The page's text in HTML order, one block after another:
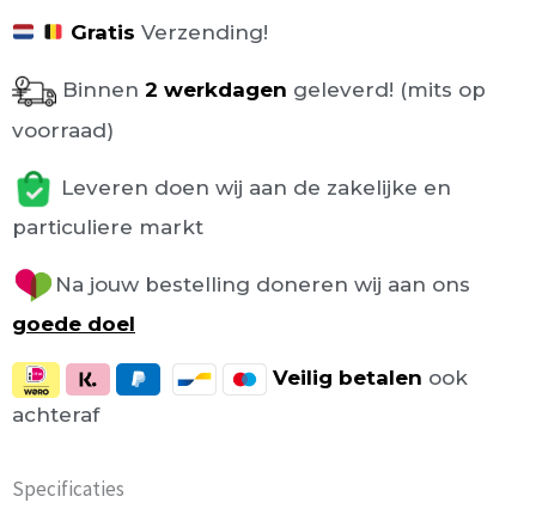
Gratis Verzending!
Binnen 2 werkdagen geleverd! (mits op
voorraad)
Leveren doen wij aan de zakelijke en
particuliere markt
Na jouw bestelling doneren wij aan ons
goede doel
Veilig betalen ook
achteraf
Specificaties